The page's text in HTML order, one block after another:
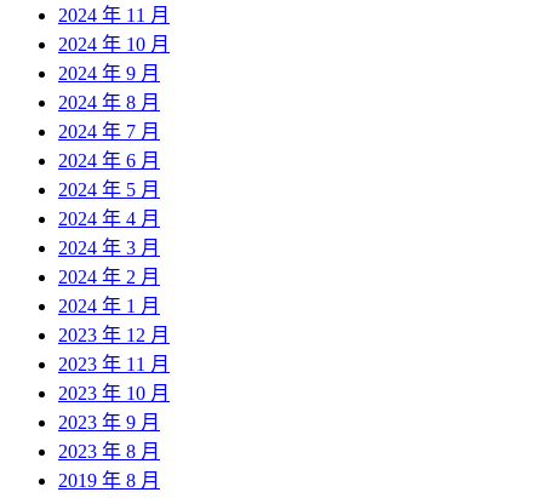
2024 年 11 月
2024 年 10 月
2024 年 9 月
2024 年 8 月
2024 年 7 月
2024 年 6 月
2024 年 5 月
2024 年 4 月
2024 年 3 月
2024 年 2 月
2024 年 1 月
2023 年 12 月
2023 年 11 月
2023 年 10 月
2023 年 9 月
2023 年 8 月
2019 年 8 月